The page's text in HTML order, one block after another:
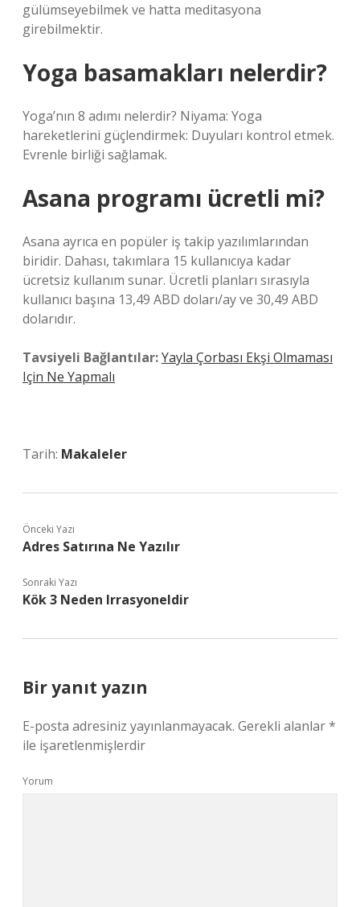
gülümseyebilmek ve hatta meditasyona
girebilmektir.
Yoga basamakları nelerdir?
Yoga’nın 8 adımı nelerdir? Niyama: Yoga
hareketlerini güçlendirmek: Duyuları kontrol etmek.
Evrenle birliği sağlamak.
Asana programı ücretli mi?
Asana ayrıca en popüler iş takip yazılımlarından
biridir. Dahası, takımlara 15 kullanıcıya kadar
ücretsiz kullanım sunar. Ücretli planları sırasıyla
kullanıcı başına 13,49 ABD doları/ay ve 30,49 ABD
dolarıdır.
Tavsiyeli Bağlantılar:Yayla Çorbası Ekşi Olmaması
Için Ne Yapmalı
Tarih: Makaleler
Önceki Yazı
Adres Satırına Ne Yazılır
Sonraki Yazı
Kök 3 Neden Irrasyoneldir
Bir yanıt yazın
E-posta adresiniz yayınlanmayacak. Gerekli alanlar*
ile işaretlenmişlerdir
Yorum